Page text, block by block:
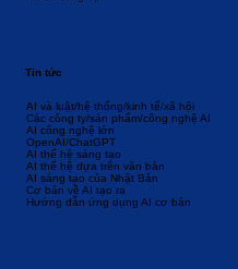
AI và luật/hệ thống/kinh tế/xã hội
Các công ty/sản phẩm/công nghệ AI
AI công nghệ lớn
OpenAI/ChatGPT
AI thế hệ sáng tạo
AI thế hệ dựa trên văn bản
AI sáng tạo của Nhật Bản
Cơ bản về AI tạo ra
Hướng dẫn ứng dụng AI cơ bản
Tin tức